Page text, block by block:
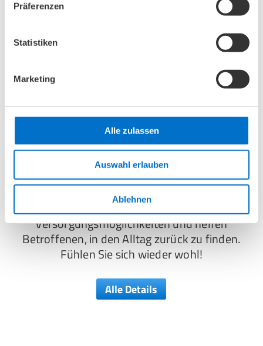
Präferenzen
Statistiken
Marketing
Alle zulassen
Auswahl erlauben
Ablehnen
Versorgungszentren nach
Brustoperation
Wir beraten Menschen nach einer
Brustoperation zu den
Versorgungsmöglichkeiten und helfen
Betroffenen, in den Alltag zurück zu finden.
Fühlen Sie sich wieder wohl!
Alle Details